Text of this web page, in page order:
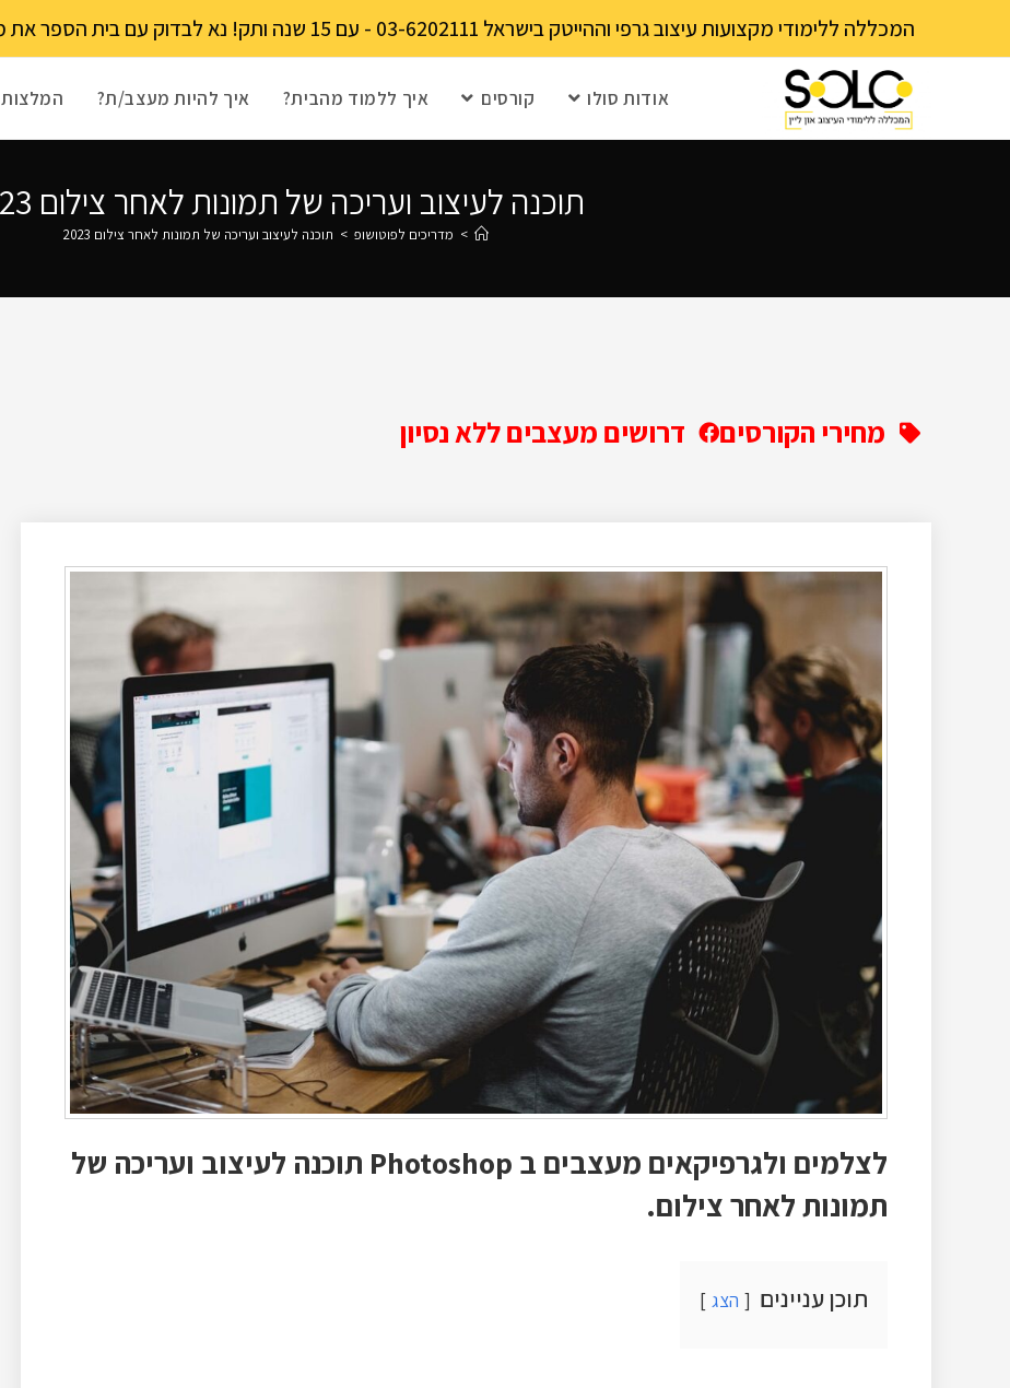
המכללה ללימודי מקצועות עיצוב גרפי וההייטק בישראל 03-6202111 - עם 15 שנה ותק! נא לבדוק עם בית הספר את מועד ההרשמה הקרוב – מספר מקומות מוגבל!
אודות סולו קורסים איך ללמוד מהבית? איך להיות מעצב/ת? המלצות
תוכנה לעיצוב ועריכה של תמונות לאחר צילום 2023
> מדריכים לפוטושופ > תוכנה לעיצוב ועריכה של תמונות לאחר צילום 2023
מחירי הקורסים דרושים מעצבים ללא נסיון
לצלמים ולגרפיקאים מעצבים ב Photoshop תוכנה לעיצוב ועריכה של
תמונות לאחר צילום.
תוכן עניינים הצג